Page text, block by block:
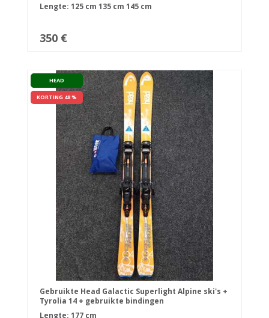
Lengte: 125 cm 135 cm 145 cm
350 €
HEAD
KORTING 48 %
Gebruikte Head Galactic Superlight Alpine ski's +
Tyrolia 14 + gebruikte bindingen
Lengte: 177 cm